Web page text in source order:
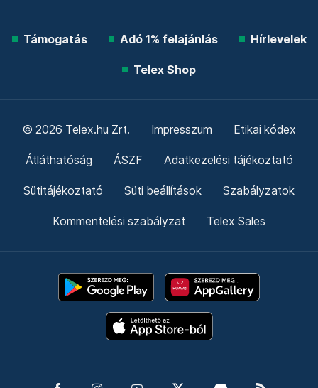
Támogatás Adó 1% felajánlás Hírlevelek
Telex Shop
© 2026 Telex.hu Zrt. Impresszum Etikai kódex
Átláthatóság ÁSZF Adatkezelési tájékoztató
Sütitájékoztató Süti beállítások Szabályzatok
Kommentelési szabályzat Telex Sales